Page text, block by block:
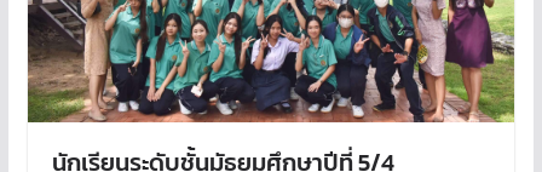
นักเรียนระดับชั้นมัธยมศึกษาปีที่ 5/4